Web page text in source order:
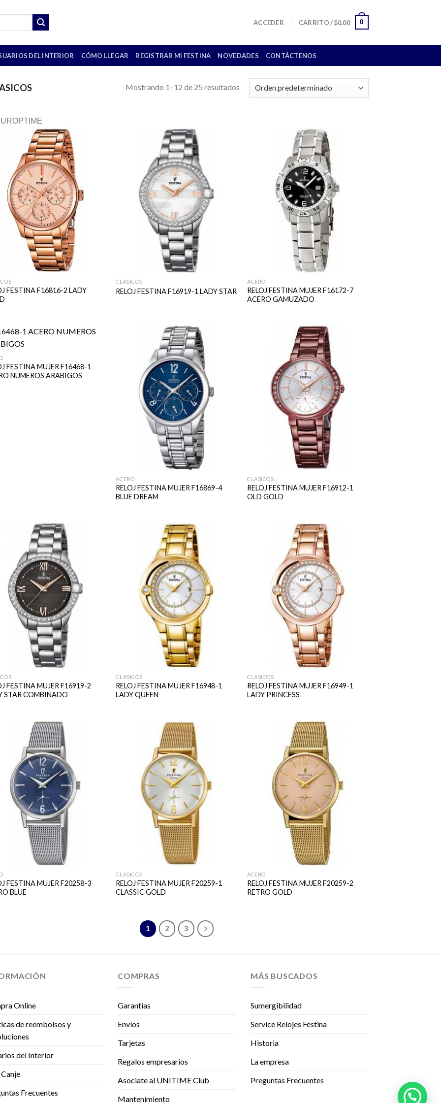
ACCEDER CARRITO /$0.00 0
DEL INTERIOR CÓMO LLEGAR REGISTRAR MI FESTINA NOVEDADES CONTÁCTENOS
Mostrando 1–12 de 25 resultados
FESTINA F16816-2 LADY
CLASICOS
RELOJ FESTINA F16919-1 LADY STAR
ACERO
RELOJ FESTINA MUJER F16172-7
ACERO GAMUZADO
FESTINA MUJER F16468-1
NUMEROS ARABIGOS
ACERO
RELOJ FESTINA MUJER F16869-4
BLUE DREAM
CLASICOS
RELOJ FESTINA MUJER F16912-1
OLD GOLD
FESTINA MUJER F16919-2
STAR COMBINADO
CLASICOS
RELOJ FESTINA MUJER F16948-1
LADY QUEEN
CLASICOS
RELOJ FESTINA MUJER F16949-1
LADY PRINCESS
FESTINA MUJER F20258-3
BLUE
CLASICOS
RELOJ FESTINA MUJER F20259-1
CLASSIC GOLD
ACERO
RELOJ FESTINA MUJER F20259-2
RETRO GOLD
1 2 3
Online
de reembolsos y
del Interior
Frecuentes
COMPRAS
Garantias
Envíos
Tarjetas
Regalos empresarios
Asociate al UNITIME Club
Mantenimiento
MÁS BUSCADOS
Sumergibilidad
Service Relojes Festina
Historia
La empresa
Preguntas Frecuentes